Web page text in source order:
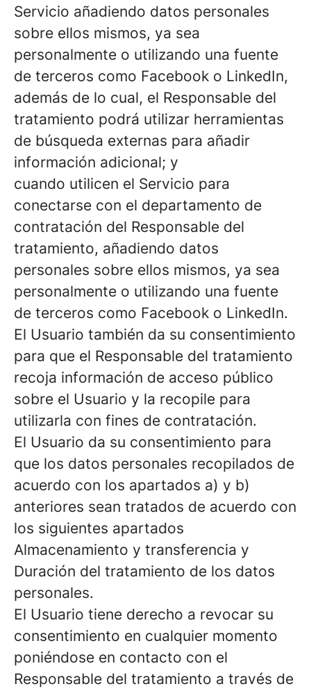
Servicio añadiendo datos personales
sobre ellos mismos, ya sea
personalmente o utilizando una fuente
de terceros como Facebook o LinkedIn,
además de lo cual, el Responsable del
tratamiento podrá utilizar herramientas
de búsqueda externas para añadir
información adicional; y
cuando utilicen el Servicio para
conectarse con el departamento de
contratación del Responsable del
tratamiento, añadiendo datos
personales sobre ellos mismos, ya sea
personalmente o utilizando una fuente
de terceros como Facebook o LinkedIn.
El Usuario también da su consentimiento
para que el Responsable del tratamiento
recoja información de acceso público
sobre el Usuario y la recopile para
utilizarla con fines de contratación.
El Usuario da su consentimiento para
que los datos personales recopilados de
acuerdo con los apartados a) y b)
anteriores sean tratados de acuerdo con
los siguientes apartados
Almacenamiento y transferencia y
Duración del tratamiento de los datos
personales.
El Usuario tiene derecho a revocar su
consentimiento en cualquier momento
poniéndose en contacto con el
Responsable del tratamiento a través de